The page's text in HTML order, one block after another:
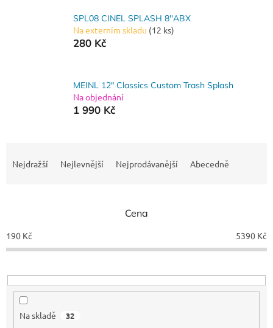
SPL08 CINEL SPLASH 8''ABX
Na externím skladu (12 ks)
280 Kč
MEINL 12" Classics Custom Trash Splash
Na objednání
1 990 Kč
p
r
o
u
Nejdražší Nejlevnější Nejprodávanější Abecedně
Cena
190 Kč 5390 Kč
Na skladě 32